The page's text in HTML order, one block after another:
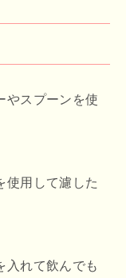
やスプーンを使
使用して濾した
入れて飲んでも